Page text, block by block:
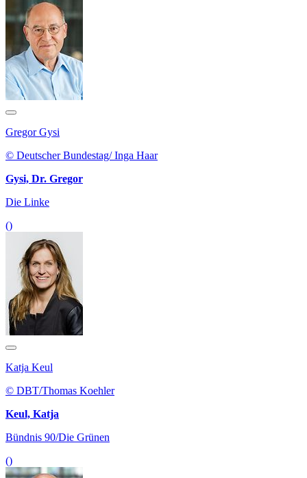
Gregor Gysi
© Deutscher Bundestag/ Inga Haar
Gysi, Dr. Gregor
Die Linke
()
Katja Keul
© DBT/Thomas Koehler
Keul, Katja
Bündnis 90/Die Grünen
()